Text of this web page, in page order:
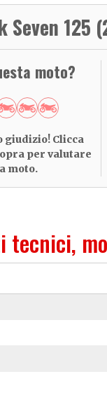
Seven 125
moto?
giudizio! Clicca
per valutare
moto.
tecnici,